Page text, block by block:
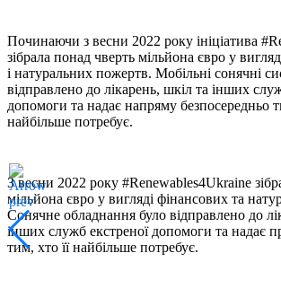
Починаючи з весни 2022 року ініціатива
зібрала понад чверть мільйона євро у
і натуральних пожертв. Мобільні сонячні
відправлено до лікарень, шкіл та інших
допомоги та надає напряму безпосередньо
найбільше потребує.
З весни 2022 року #Renewables4Ukraine
мільйона євро у вигляді фінансових та
Сонячне обладнання було відправлено до
інших служб екстреної допомоги та надає
тим, хто її найбільше потребує.